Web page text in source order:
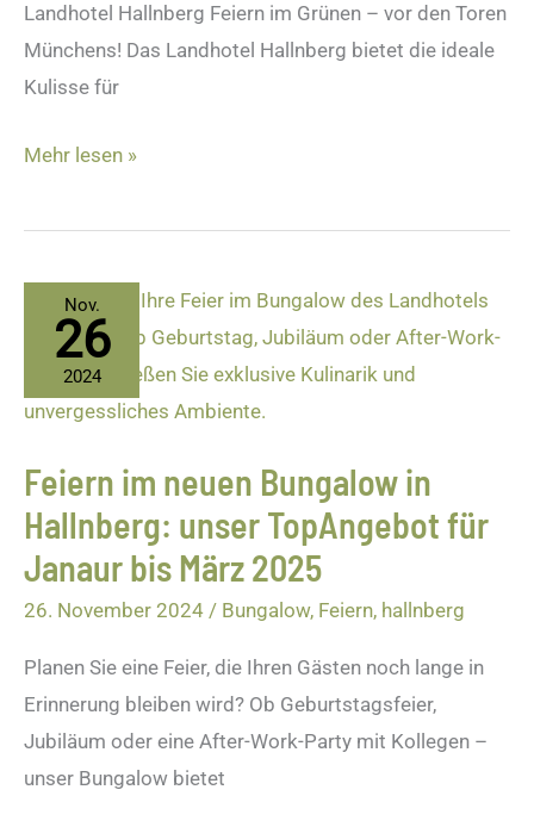
Landhotel Hallnberg Feiern im Grünen – vor den Toren
Münchens! Das Landhotel Hallnberg bietet die ideale
Kulisse für
Mehr lesen »
Nov.
26
2024
Feiern im neuen Bungalow in
Hallnberg: unser TopAngebot für
Janaur bis März 2025
26. November 2024 / Bungalow, Feiern, hallnberg
Planen Sie eine Feier, die Ihren Gästen noch lange in
Erinnerung bleiben wird? Ob Geburtstagsfeier,
Jubiläum oder eine After-Work-Party mit Kollegen –
unser Bungalow bietet
Feiern
neuen
Bungalow
Hallnberg:
unser
TopAngebot
bis
März
2025